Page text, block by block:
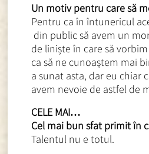
Un motiv pentru care să
Pentru ca în întunericul
din public să avem un
de liniște în care să
ca să ne cunoaștem mai
a sunat asta, dar eu chiar
avem nevoie de astfel de
CELE MAI…
Cel mai bun sfat primit în
Talentul nu e totul.